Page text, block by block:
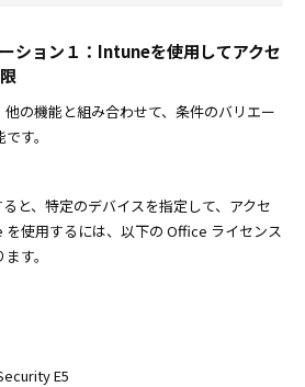
ション１：Intuneを使用してアクセ
他の機能と組み合わせて、条件のバリエー
す。
と、特定のデバイスを指定して、アクセ
を使用するには、以下の Office ライセンス
す。
E5